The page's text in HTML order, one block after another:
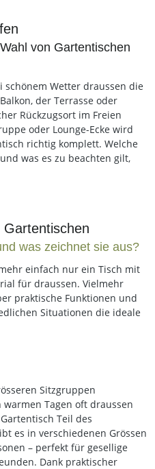
von Gartentischen
schönem Wetter draussen die
der Terrasse oder
Rückzugsort im Freien
oder Lounge-Ecke wird
richtig komplett. Welche
was es zu beachten gilt,
was zeichnet sie aus?
einfach nur ein Tisch mit
für draussen. Vielmehr
praktische Funktionen und
Situationen die ideale
Sitzgruppen
Tagen oft draussen
Teil des
es in verschiedenen Grössen
– perfekt für gesellige
Dank praktischer